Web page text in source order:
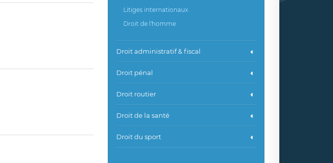
Litiges internationaux
Droit de l'homme
Droit administratif & fiscal
Droit pénal
Droit routier
Droit de la santé
Droit du sport